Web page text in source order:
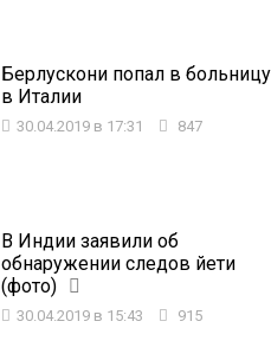
Берлускони попал в больницу
в Италии
30.04.2019 в 17:31 847
В Индии заявили об
обнаружении следов йети
(фото)
30.04.2019 в 15:43 915